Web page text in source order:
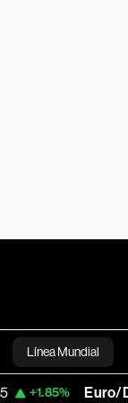
Línea Mundial
Bloomberg
Euro/Dólar 1.1543